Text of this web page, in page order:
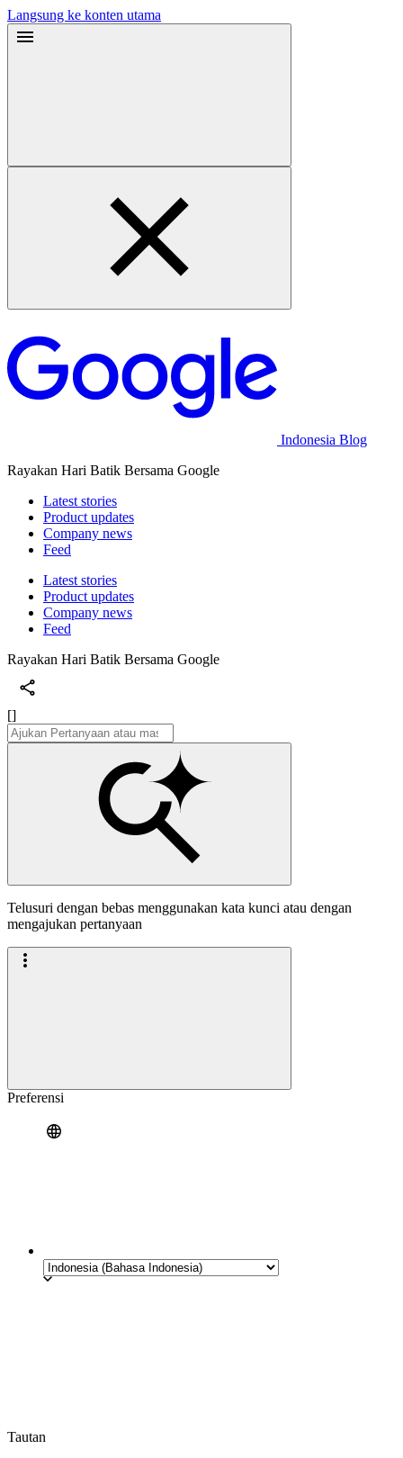
Langsung ke konten utama
Indonesia Blog
Rayakan Hari Batik Bersama Google
Latest stories
Product updates
Company news
Feed
Latest stories
Product updates
Company news
Feed
Rayakan Hari Batik Bersama Google
[]
Telusuri dengan bebas menggunakan kata kunci atau dengan
mengajukan pertanyaan
Preferensi
Tautan